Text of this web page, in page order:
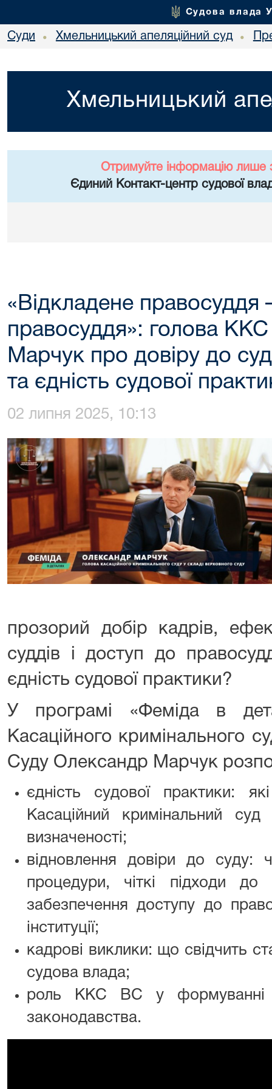
Судова влада
Суди • Хмельницький апеляційний суд •
Хмельницький
Отримуйте інформацію лише
Єдиний Контакт-центр судової
«Відкладене правосуддя
правосуддя»: голова
Марчук про довіру до
та єдність судової
02 липня 2025, 10:13
прозорий добір кадрів,
суддів і доступ до
єдність судової практики?
У програмі «Феміда в
Касаційного кримінального
Суду Олександр Марчук
єдність судової практики:
Касаційний кримінальний
визначеності;
відновлення довіри до суду:
процедури, чіткі підходи до
забезпечення доступу до
інституції;
кадрові виклики: що свідчить
судова влада;
роль ККС ВС у формуванні
законодавства.